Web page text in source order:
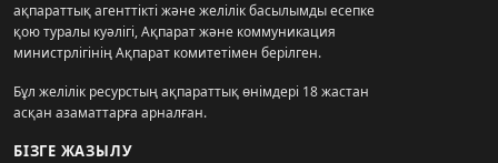
ақпараттық агенттікті және желілік басылымды есепке
қою туралы куәлігі, Ақпарат және коммуникация
министрлігінің Ақпарат комитетімен берілген.
Бұл желілік ресурстың ақпараттық өнімдері 18 жастан
асқан азаматтарға арналған.
БІЗГЕ ЖАЗЫЛУ